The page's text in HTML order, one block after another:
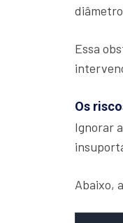
Essa
Os
Ignorar
Abaixo,